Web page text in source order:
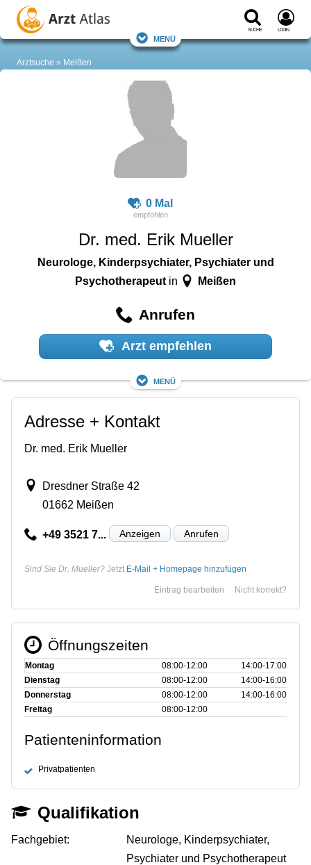
Suche Login
Menü
Arztsuche Meißen
0 Mal
Dr. med. Erik Mueller
Neurologe, Kinderpsychiater, Psychiater und
Psychotherapeutin Meißen
Anrufen
Arzt empfehlen
Menü
Adresse + Kontakt
Dr. med. Erik Mueller
Dresdner Straße 42
01662 Meißen
+49 3521 7... Anzeigen Anrufen
Sind Sie Dr. Mueller? Jetzt E-Mail + Homepage hinzufügen
Nicht korrekt?
Eintrag bearbeiten
Öffnungszeiten
Montag 08:00‑12:00
14:00‑17:00
Dienstag
08:00‑12:00
14:00‑16:00
Donnerstag
08:00‑12:00
14:00‑16:00
Freitag
08:00‑12:00
Patienteninformation
Privatpatienten
Qualifikation
Fachgebiet:
Neurologe, Kinderpsychiater,
Psychiater und Psychotherapeut